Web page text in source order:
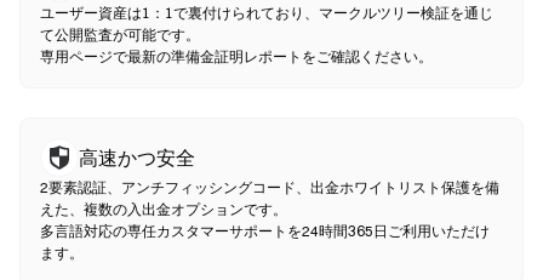
ユーザー資産は1：1で裏付けられており、マークルツリー検証を通じ
て公開監査が可能です。
専用ページで最新の準備金証明レポートをご確認ください。
高速かつ安全
2要素認証、アンチフィッシングコード、出金ホワイトリスト保護を備
えた、複数の入出金オプションです。
多言語対応の専任カスタマーサポートを24時間365日ご利用いただけ
ます。